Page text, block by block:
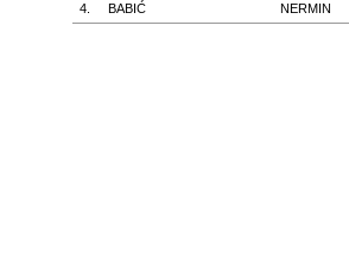
4.
BABIĆ NERMIN